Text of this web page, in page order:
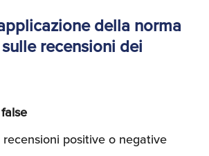
della norma
recensioni dei
false
positive o negative